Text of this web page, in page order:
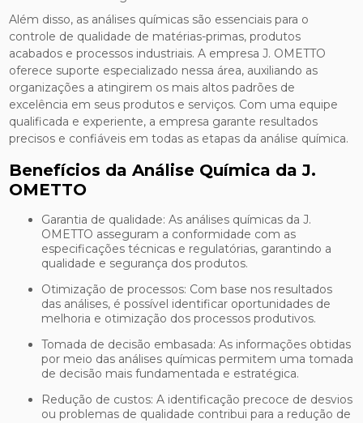
Além disso, as análises químicas são essenciais para o
controle de qualidade de matérias-primas, produtos
acabados e processos industriais. A empresa J. OMETTO
oferece suporte especializado nessa área, auxiliando as
organizações a atingirem os mais altos padrões de
excelência em seus produtos e serviços. Com uma equipe
qualificada e experiente, a empresa garante resultados
precisos e confiáveis em todas as etapas da análise química.
Benefícios da Análise Química da J.
OMETTO
Garantia de qualidade: As análises químicas da J.
OMETTO asseguram a conformidade com as
especificações técnicas e regulatórias, garantindo a
qualidade e segurança dos produtos.
Otimização de processos: Com base nos resultados
das análises, é possível identificar oportunidades de
melhoria e otimização dos processos produtivos.
Tomada de decisão embasada: As informações obtidas
por meio das análises químicas permitem uma tomada
de decisão mais fundamentada e estratégica.
Redução de custos: A identificação precoce de desvios
ou problemas de qualidade contribui para a redução de